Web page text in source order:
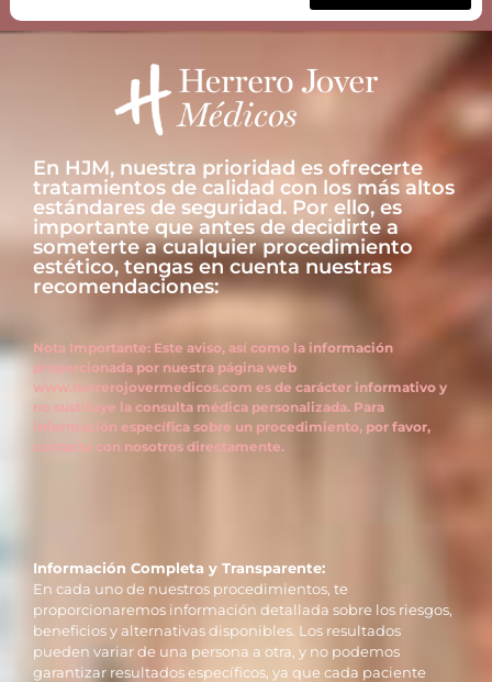
En HJM, nuestra prioridad es ofrecerte
tratamientos de calidad con los más altos
estándares de seguridad. Por ello, es
importante que antes de decidirte a
someterte a cualquier procedimiento
estético, tengas en cuenta nuestras
recomendaciones:
Nota Importante: Este aviso, así como la información
proporcionada por nuestra página web
www.herrerojovermedicos.com es de carácter informativo y
no sustituye la consulta médica personalizada. Para
información específica sobre un procedimiento, por favor,
contacta con nosotros directamente.
Información Completa y Transparente:
En cada uno de nuestros procedimientos, te
proporcionaremos información detallada sobre los riesgos,
beneficios y alternativas disponibles. Los resultados
pueden variar de una persona a otra, y no podemos
garantizar resultados específicos, ya que cada paciente